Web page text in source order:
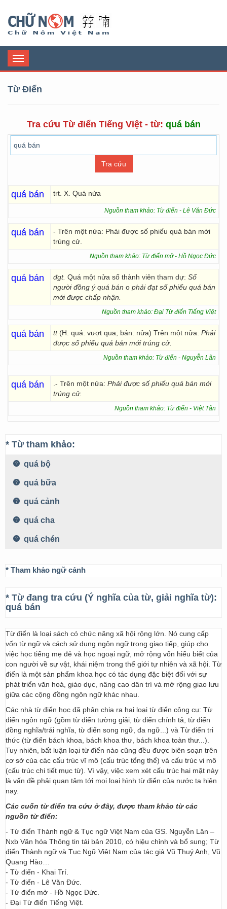
Toggle
navigation
Từ Điển
Tra cứu Từ điển Tiếng Việt - từ: quá bán
quá bán trt. X. Quá nửa
Nguồn tham khảo: Từ điển - Lê Văn Đức
quá bán
- Trên một nửa: Phải được số phiếu quá bán mới
trúng cử.
Nguồn tham khảo: Từ điển mở - Hồ Ngọc Đức
quá bán đgt. Quá một nửa số thành viên tham dự: Số
người đồng ý quá bán o phải đạt số phiếu quá bán
mới được chấp nhận.
Nguồn tham khảo: Đại Từ điển Tiếng Việt
quá bán tt (H. quá: vượt qua; bán: nửa) Trên một nửa: Phải
được số phiếu quá bán mới trúng cử.
Nguồn tham khảo: Từ điển - Nguyễn Lân
quá bán .- Trên một nửa: Phải được số phiếu quá bán mới
trúng cử.
Nguồn tham khảo: Từ điển - Việt Tân
* Từ tham khảo:
quá bộ
quá bữa
quá cảnh
quá cha
quá chén
* Tham khảo ngữ cảnh
* Từ đang tra cứu (Ý nghĩa của từ, giải nghĩa từ):
quá bán
Từ điển là loại sách có chức năng xã hội rộng lớn. Nó cung cấp
vốn từ ngữ và cách sử dụng ngôn ngữ trong giao tiếp, giúp cho
việc học tiếng mẹ đẻ và học ngoại ngữ, mở rộng vốn hiểu biết của
con người về sự vật, khái niệm trong thế giới tự nhiên và xã hội. Từ
điển là một sản phẩm khoa học có tác dụng đặc biệt đối với sự
phát triển văn hoá, giáo dục, nâng cao dân trí và mở rộng giao lưu
giữa các cộng đồng ngôn ngữ khác nhau.
Các nhà từ điển học đã phân chia ra hai loại từ điển công cụ: Từ
điển ngôn ngữ (gồm từ điển tường giải, từ điển chính tả, từ điển
đồng nghĩa/trái nghĩa, từ điển song ngữ, đa ngữ...) và Từ điển tri
thức (từ điển bách khoa, bách khoa thư, bách khoa toàn thư...).
Tuy nhiên, bất luận loại từ điển nào cũng đều được biên soạn trên
cơ sở của các cấu trúc vĩ mô (cấu trúc tổng thể) và cấu trúc vi mô
(cấu trúc chi tiết mục từ). Vì vậy, việc xem xét cấu trúc hai mặt này
là vấn đề phải quan tâm tới mọi loại hình từ điển của nước ta hiện
nay.
Các cuốn từ điển tra cứu ở đây, được tham khảo từ các
nguồn từ điển:
- Từ điển Thành ngữ & Tục ngữ Việt Nam của GS. Nguyễn Lân –
Nxb Văn hóa Thông tin tái bản 2010, có hiệu chỉnh và bổ sung; Từ
điển Thành ngữ và Tục Ngữ Việt Nam của tác giả Vũ Thuý Anh, Vũ
Quang Hào…
- Từ điển - Khai Trí.
- Từ điển - Lê Văn Đức.
- Từ điển mở - Hồ Ngọc Đức.
- Đại Từ điển Tiếng Việt.